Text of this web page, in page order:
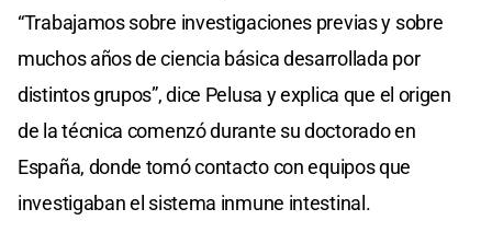
“Trabajamos sobre investigaciones previas y sobre
muchos años de ciencia básica desarrollada por
distintos grupos”, dice Pelusa y explica que el origen
de la técnica comenzó durante su doctorado en
España, donde tomó contacto con equipos que
investigaban el sistema inmune intestinal.